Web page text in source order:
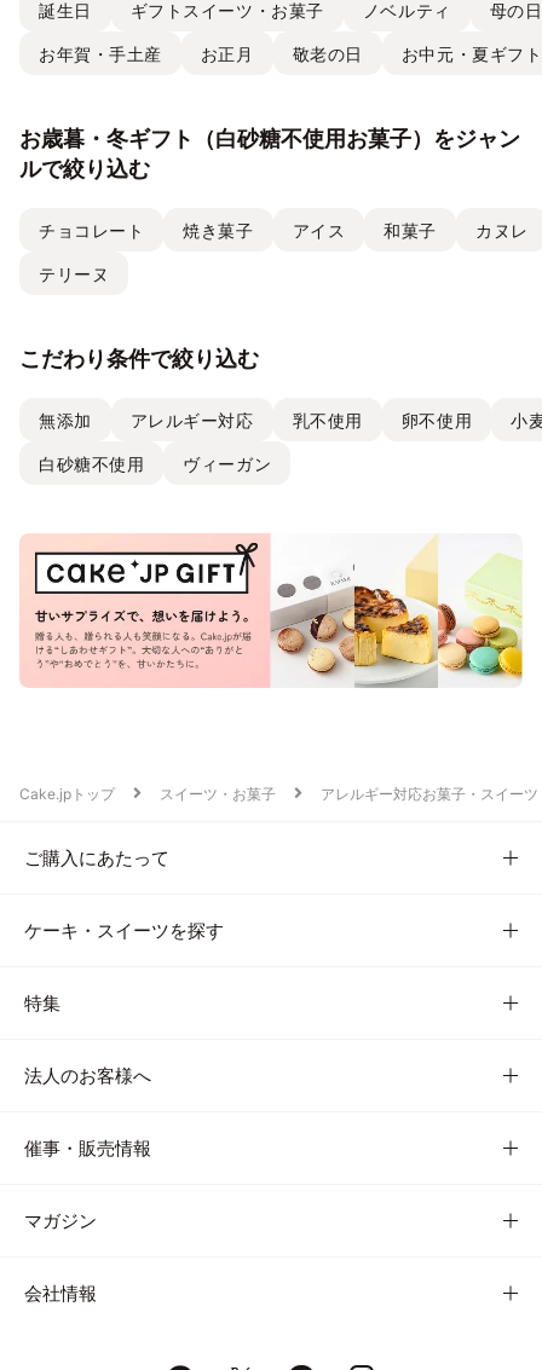
誕生日 ギフトスイーツ・お菓子 ノベルティ 母の日
お年賀・手土産 お正月 敬老の日 お中元・夏ギフト
お歳暮・冬ギフト（白砂糖不使用お菓子）をジャン
ルで絞り込む
チョコレート 焼き菓子 アイス 和菓子 カヌレ
テリーヌ
こだわり条件で絞り込む
無添加 アレルギー対応 乳不使用 卵不使用 小
白砂糖不使用 ヴィーガン
Cake.jpトップ スイーツ・お菓子 アレルギー対応お菓子・スイーツ
ご購入にあたって
ケーキ・スイーツを探す
特集
法人のお客様へ
催事・販売情報
マガジン
会社情報